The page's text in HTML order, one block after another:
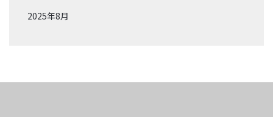
2025年8月